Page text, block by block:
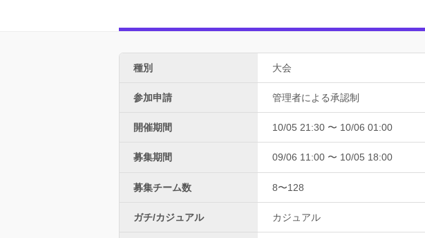
種別 大会
参加申請 管理者による承認制
開催期間 10/05 21:30 〜 10/06 01:00
募集期間 09/06 11:00 〜 10/05 18:00
募集チーム数 8〜128
ガチ/カジュアル カジュアル